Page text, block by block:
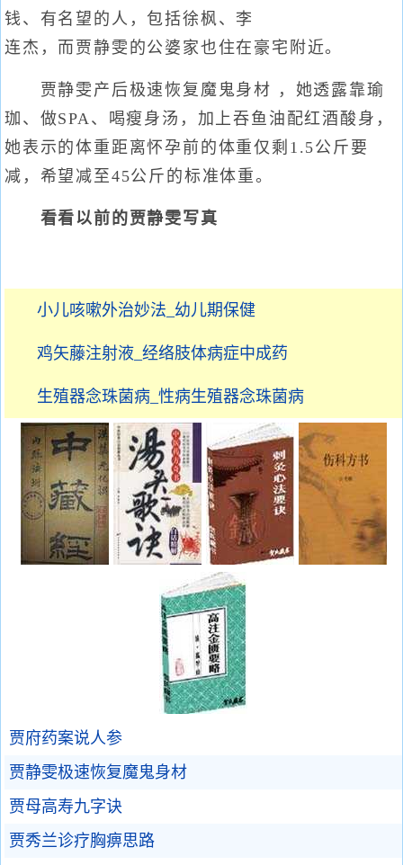
钱、有名望的人，包括徐枫、李
连杰，而贾静雯的公婆家也住在豪宅附近。
贾静雯产后极速恢复魔鬼身材 ，她透露靠瑜
珈、做SPA、喝瘦身汤，加上吞鱼油配红酒酸身，
她表示的体重距离怀孕前的体重仅剩1.5公斤要
减，希望减至45公斤的标准体重。
看看以前的贾静雯写真
小儿咳嗽外治妙法_幼儿期保健
鸡矢藤注射液_经络肢体病症中成药
生殖器念珠菌病_性病生殖器念珠菌病
贾府药案说人参
贾静雯极速恢复魔鬼身材
贾母高寿九字诀
贾秀兰诊疗胸痹思路